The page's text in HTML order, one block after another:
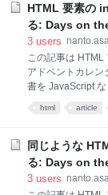
過的内容モデルの
ると、透過的内容
容を引き継ぎます
ら、内容は記述コ
HTML 要素の
る: Days on
3 users
この記事は
アドベントカレン
書を JavaScript
ィ、要素の内容
して標準化された
innerText プロパ
ようなテキスト内
html article
同じような
る: Days on
3 users